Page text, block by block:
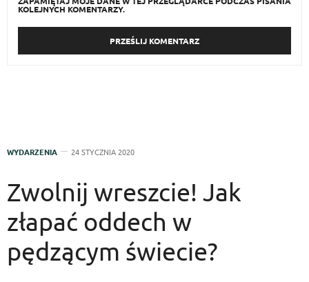
KOLEJNYCH KOMENTARZY.
WYDARZENIA 24 STYCZNIA 2020
Zwolnij wreszcie! Jak
złapać oddech w
pędzącym świecie?